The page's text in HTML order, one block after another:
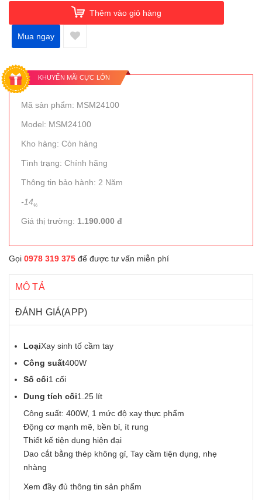
Thêm vào giỏ hàng
Mua ngay
KHUYẾN MÃI CỰC LỚN
Mã sản phẩm: MSM24100
Model: MSM24100
Kho hàng: Còn hàng
Tình trạng: Chính hãng
Thông tin bảo hành: 2 Năm
-14%
Giá thị trường: 1.190.000 đ
Gọi 0978 319 375 để được tư vấn miễn phí
MÔ TẢ
ĐÁNH GIÁ(APP)
LoạiXay sinh tố cầm tay
Công suất400W
Số cối1 cối
Dung tích cối1.25 lít
Công suất: 400W, 1 mức độ xay thực phẩm
Động cơ mạnh mẽ, bền bỉ, ít rung
Thiết kế tiện dụng hiện đại
Dao cắt bằng thép không gỉ, Tay cầm tiện dụng, nhẹ
nhàng
Xem đầy đủ thông tin sản phẩm